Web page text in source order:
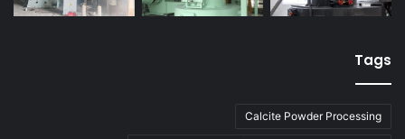
Tags
Calcite Powder Processing